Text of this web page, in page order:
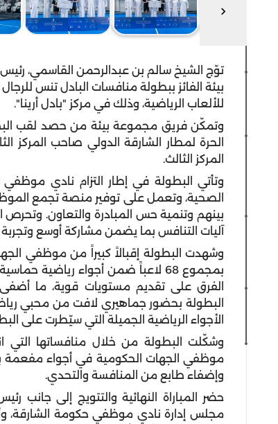
توّج الشيخ سالم بن عبدالرحمن القاسمي،
بيئة الفائز ببطولة منافسات البادل تنس
للألعاب الرياضية، وذلك في مركز "بادل أرينا".
وتمكّن فريق مجموعة بيئة من حصد لقب
الحرة لمطار الشارقة الدولي صاحب المركز
المركز الثالث.
وتأتي البطولة في إطار التزام نادي
الصحية، وتعمل على توفير منصة تجمع
بينهم وتنمية حس المبادرة والتعاون.
آليات التنافس بما يضمن مشاركة أوسع
بمجموع 68 لاعباً ضمن أجواء رياضية
الفرق على تقديم مستويات قوية، ما
البطولة بحضور جماهيري لافت من محبي
الأجواء الرياضية الجميلة التي سيّطرت على
وشكّلت البطولة من خلال منافساتها التي
موظفي الجهات الحكومية في أجواء مفعمة
وإضفاء طابع من المنافسة والتحدي.
حضر المباراة النهائية والتتويج إلى
مجلس إدارة نادي موظفي حكومة الشارقة،